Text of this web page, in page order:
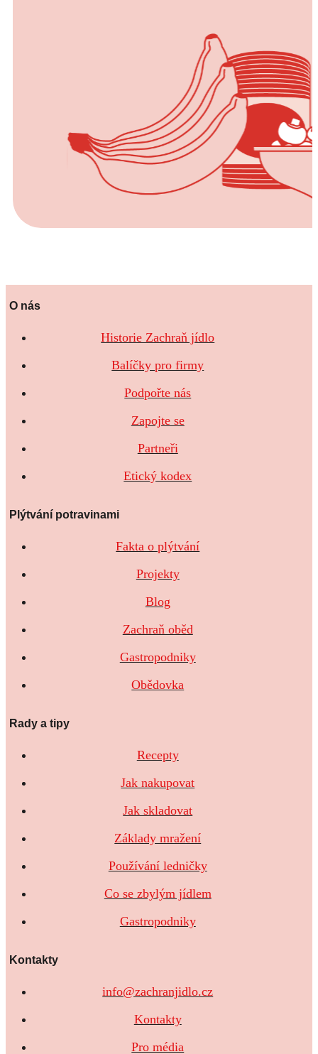
O nás
Historie Zachraň jídlo
Balíčky pro firmy
Podpořte nás
Zapojte se
Partneři
Etický kodex
Plýtvání potravinami
Fakta o plýtvání
Projekty
Blog
Zachraň oběd
Gastropodniky
Obědovka
Rady a tipy
Recepty
Jak nakupovat
Jak skladovat
Základy mražení
Používání ledničky
Co se zbylým jídlem
Gastropodniky
Kontakty
info@zachranjidlo.cz
Kontakty
Pro média